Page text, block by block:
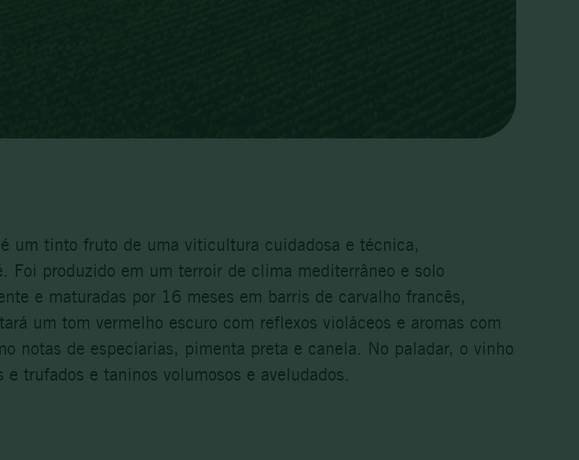
um tinto fruto de uma viticultura cuidadosa e técnica,
Foi produzido em um terroir de clima mediterrâneo e solo
e maturadas por 16 meses em barris de carvalho francês,
um tom vermelho escuro com reflexos violáceos e aromas com
notas de especiarias, pimenta preta e canela. No paladar, o vinho
trufados e taninos volumosos e aveludados.